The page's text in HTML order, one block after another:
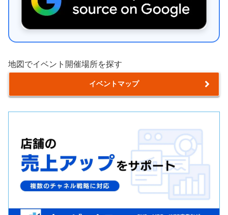
地図でイベント開催場所を探す
イベントマップ